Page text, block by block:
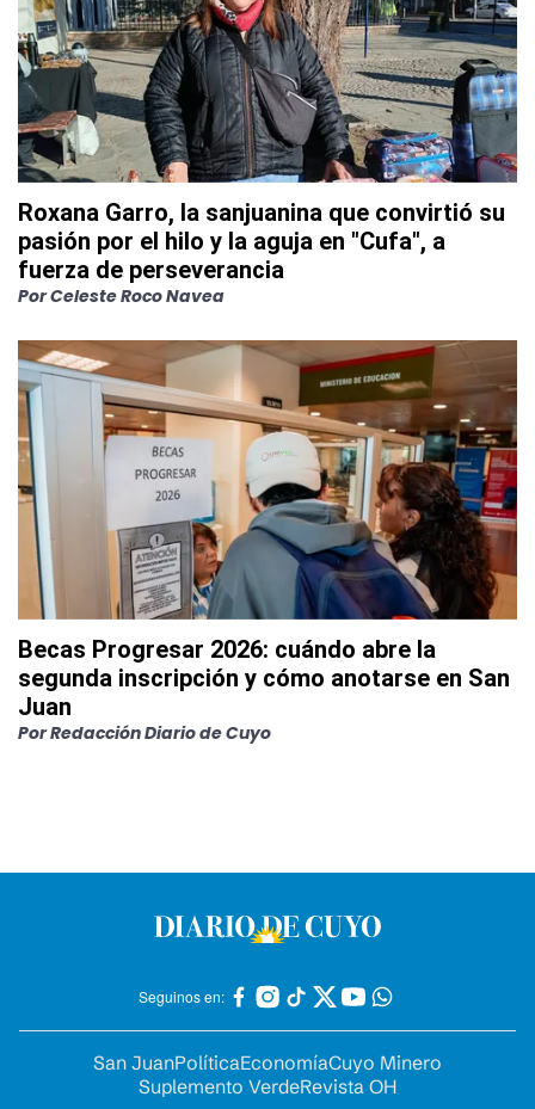
Roxana Garro, la sanjuanina que convirtió su
pasión por el hilo y la aguja en "Cufa", a
fuerza de perseverancia
PorCeleste Roco Navea
Becas Progresar 2026: cuándo abre la
segunda inscripción y cómo anotarse en San
Juan
PorRedacción Diario de Cuyo
Seguinos en:
San JuanPolíticaEconomíaCuyo Minero
Suplemento VerdeRevista OH